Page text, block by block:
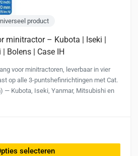
product
minitractor – Kubota | Iseki |
Bolens | Case IH
voor minitractoren, leverbaar in vier
op alle 3-puntshefinrichtingen met Cat.
— Kubota, Iseki, Yanmar, Mitsubishi en
selecteren